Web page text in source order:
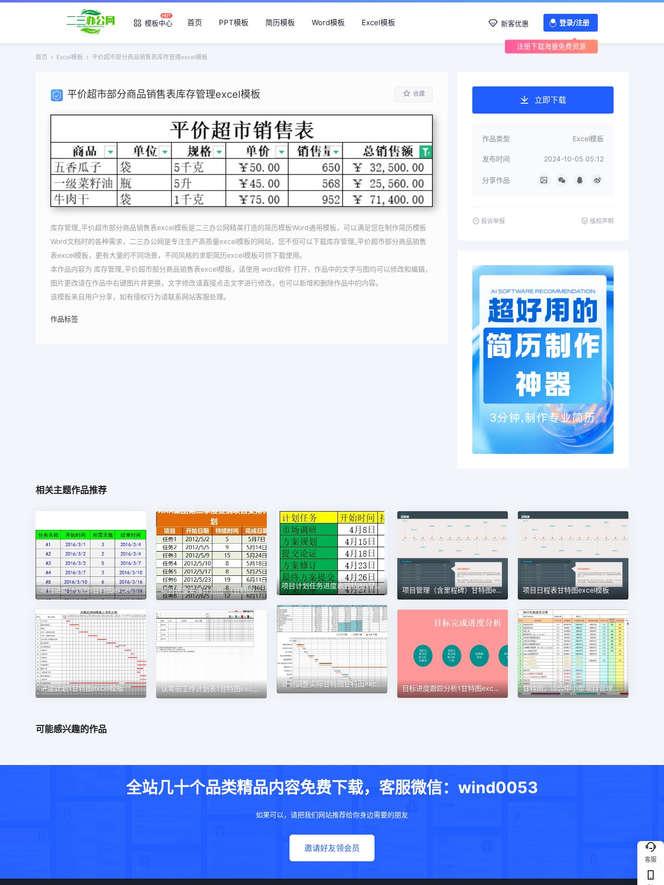
模板中心 首页 PPT模板 简历模板 Word模板 Excel模板 新客优惠 登录/注册
注册下载海量免费资源
首页 Excel模板 平价超市部分商品销售表库存管理excel模板
平价超市部分商品销售表库存管理excel模板 收藏
库存管理_平价超市部分商品销售表excel模板是二三办公网精美打造的简历模板Word通用模板，可以满足您在制作简历模板
Word文档时的各种需求，二三办公网是专注生产高质量excel模板的网站，您不但可以下载库存管理_平价超市部分商品销售
表excel模板，更有大量的不同场景，不同风格的求职简历excel模板可供下载使用。
本作品内容为 库存管理_平价超市部分商品销售表excel模板，请使用 word软件 打开，作品中的文字与图均可以修改和编辑，
图片更改请在作品中右键图片并更换，文字修改请直接点击文字进行修改，也可以新增和删除作品中的内容。
该模板来自用户分享，如有侵权行为请联系网站客服处理。
作品标签
立即下载
作品类型 Excel模板
发布时间 2024-10-05 05:12
分享作品
投诉举报 版权声明
相关主题作品推荐
项目进度计划图1甘特图excel模板 项目进度安排计划图-（甘特图）1甘特图excel模板
项目计划任务进度表甘特图1甘特图excel模板
项目管理（含里程碑）甘特图excel模板 项目日程表甘特图excel模板
进度计划1甘特图excel模板 认筹前工作计划表1甘特图excel模板
计划调整实际甘特图甘特图excel模板
目标进度跟踪分析1甘特图excel模板 甘特图，适合中小型项目管理使用甘特图excel模板
可能感兴趣的作品
全站几十个品类精品内容免费下载，客服微信：wind0053
如果可以，请把我们网站推荐给你身边需要的朋友
邀请好友领会员
客服